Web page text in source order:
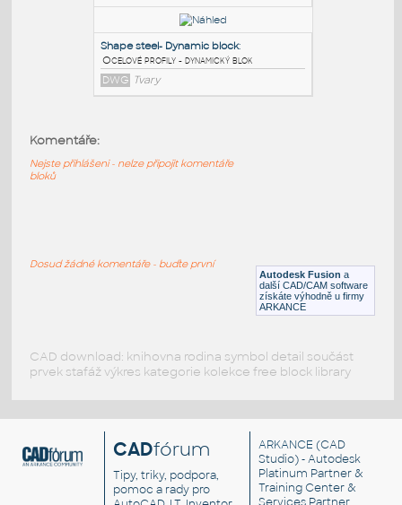
Dodecahedron_organic
Dvanáctistěn, organický, s otvory (těleso
pro 3D tisk)
DWG Tvary
Dvanáctistěn s otvory (síť)
Ocelové profily - dynamický blok
Autodesk Fusion a
další CAD/CAM software
získáte výhodně u firmy
ARKANCE
Komentáře:
Nejste přihlášeni - nelze připojit komentáře
bloků
Dosud žádné komentáře - buďte první
CAD download: knihovna rodina symbol detail součást
prvek stafáž výkres kategorie kolekce free block library
CADfórum
Tipy, triky, podpora,
pomoc a rady pro
ARKANCE (CAD
Studio) - Autodesk
Platinum Partner &
Training Center &
Services Partner